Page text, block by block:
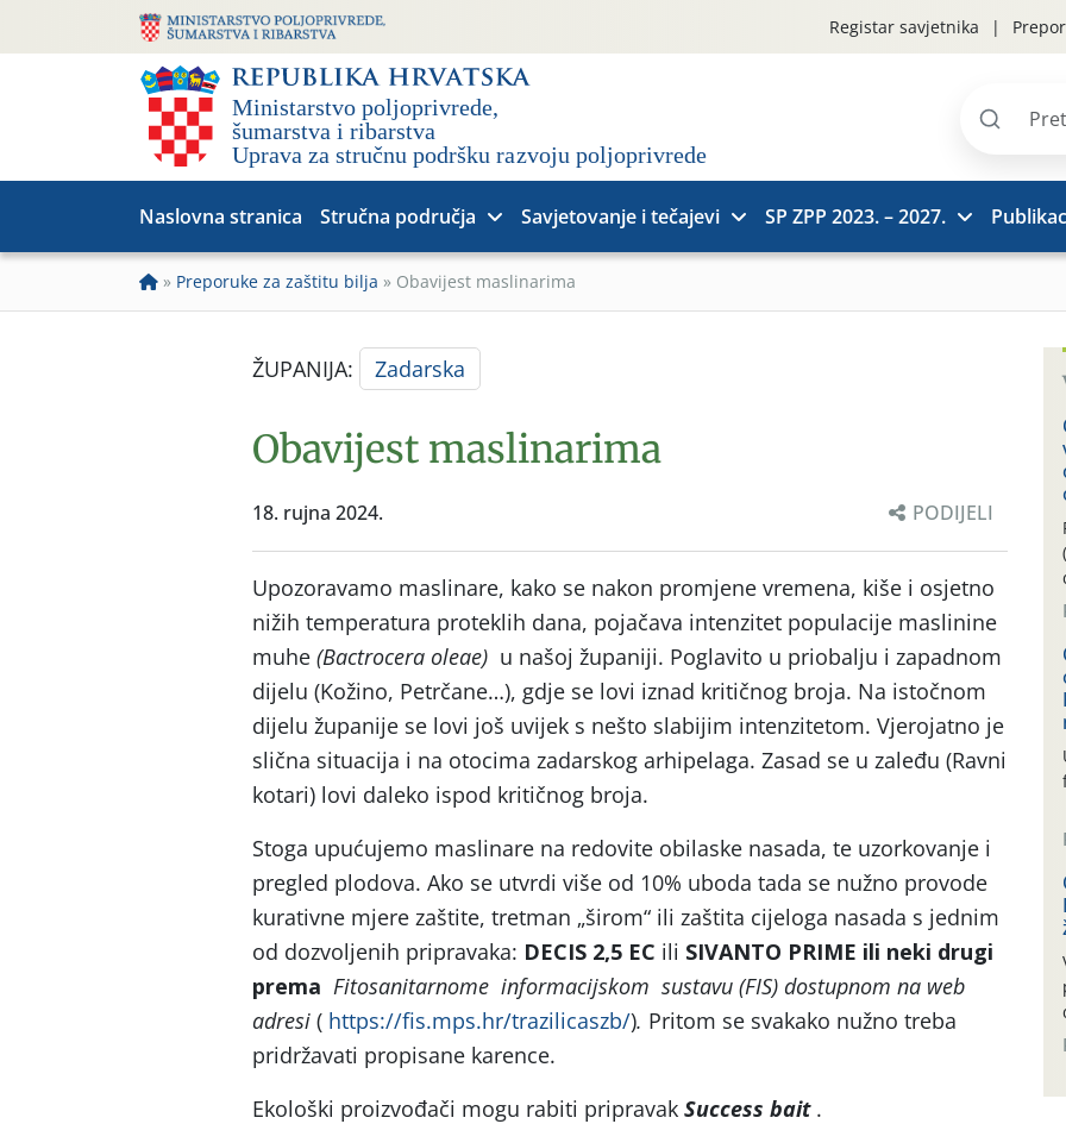
Registar savjetnika
Pretraži
Naslovna stranica Stručna područja Savjetovanje i tečajevi SP ZPP 2023. – 2027.
» Preporuke za zaštitu bilja » Obavijest maslinarima
ŽUPANIJA: Zadarska
Obavijest maslinarima
18. rujna 2024. PODIJELI
Upozoravamo maslinare, kako se nakon promjene vremena, kiše i osjetno
nižih temperatura proteklih dana, pojačava intenzitet populacije maslinine
muhe (Bactrocera oleae) u našoj županiji. Poglavito u priobalju i zapadnom
dijelu (Kožino, Petrčane…), gdje se lovi iznad kritičnog broja. Na istočnom
dijelu županije se lovi još uvijek s nešto slabijim intenzitetom. Vjerojatno je
slična situacija i na otocima zadarskog arhipelaga. Zasad se u zaleđu (Ravni
kotari) lovi daleko ispod kritičnog broja.
Stoga upućujemo maslinare na redovite obilaske nasada, te uzorkovanje i
pregled plodova. Ako se utvrdi više od 10% uboda tada se nužno provode
kurativne mjere zaštite, tretman „širom“ ili zaštita cijeloga nasada s jednim
od dozvoljenih pripravaka: DECIS 2,5 EC ili SIVANTO PRIME ili neki drugi
prema Fitosanitarnome informacijskom sustavu (FIS) dostupnom na web
adresi ( https://fis.mps.hr/trazilicaszb/). Pritom se svakako nužno treba
pridržavati propisane karence.
Ekološki proizvođači mogu rabiti pripravak Success bait.